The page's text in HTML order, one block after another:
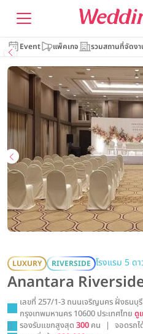
Event แพ็คเกจ รวมสถานที่จัดงา
LUXURY RIVERSIDE โรงแรม 5 ดา
Anantara
เลขที่ 257/1-3 ถนนเจริญนคร ฝั่งธนบุรี
กรุงเทพมหานคร 10600 ประเทศไทย ดู
รองรับแขกสูงสุด 300 คน | จอดรถไ